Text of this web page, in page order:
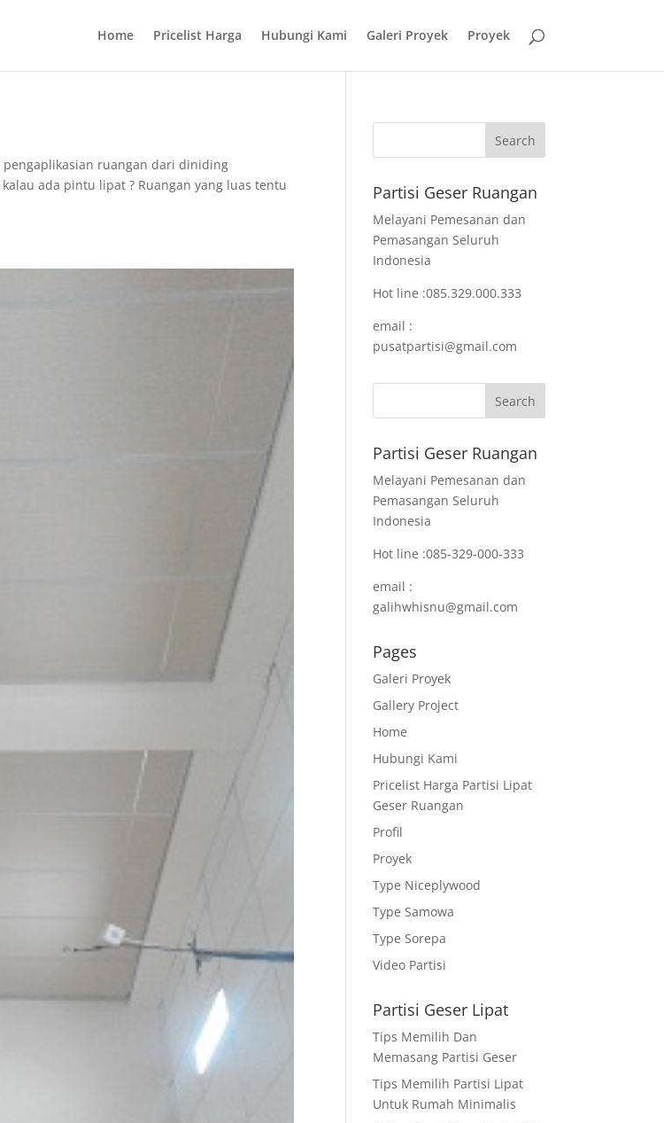
Home Pricelist Harga Hubungi Kami Galeri Proyek Proyek
pengaplikasian ruangan dari diniding
ada pintu lipat ? Ruangan yang luas tentu
Partisi Geser Ruangan
Melayani Pemesanan dan
Pemasangan Seluruh
Indonesia
Hot line :085.329.000.333
email :
pusatpartisi@gmail.com
Partisi Geser Ruangan
Melayani Pemesanan dan
Pemasangan Seluruh
Indonesia
Hot line :085-329-000-333
email :
galihwhisnu@gmail.com
Pages
Galeri Proyek
Gallery Project
Home
Hubungi Kami
Pricelist Harga Partisi Lipat
Geser Ruangan
Profil
Proyek
Type Niceplywood
Type Samowa
Type Sorepa
Video Partisi
Partisi Geser Lipat
Tips Memilih Dan
Memasang Partisi Geser
Tips Memilih Partisi Lipat
Untuk Rumah Minimalis